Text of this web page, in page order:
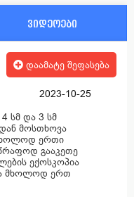
ვიდეოები
დაამატე შეფასება
2023-10-25
სმ და 3 სმ
მოსთხოვა
მხოლოდ ერთი
გააკეთე
ექოსკოპია
მხოლოდ ერთ